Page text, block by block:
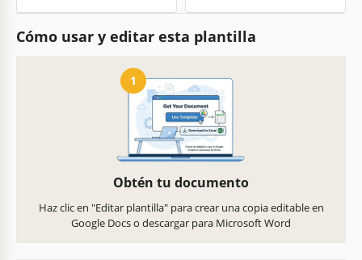
Cómo usar y editar esta plantilla
1
Obtén tu documento
Haz clic en "Editar plantilla" para crear una copia editable en
Google Docs o descargar para Microsoft Word